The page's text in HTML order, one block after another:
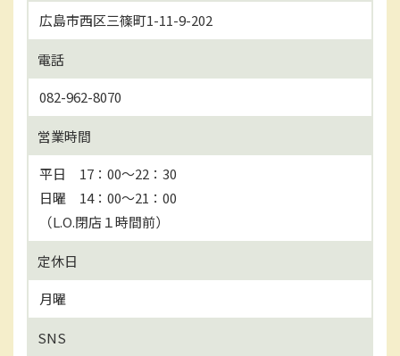
広島市西区三篠町1-11-9-202
電話
082-962-8070
営業時間
平日 17：00～22：30
日曜 14：00～21：00
（L.O.閉店１時間前）
定休日
月曜
SNS